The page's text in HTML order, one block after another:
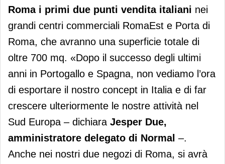
Roma i primi due punti vendita italiani nei
grandi centri commerciali RomaEst e Porta di
Roma, che avranno una superficie totale di
oltre 700 mq. «Dopo il successo degli ultimi
anni in Portogallo e Spagna, non vediamo l’ora
di esportare il nostro concept in Italia e di far
crescere ulteriormente le nostre attività nel
Sud Europa – dichiara Jesper Due,
amministratore delegato di Normal –.
Anche nei nostri due negozi di Roma, si avrà